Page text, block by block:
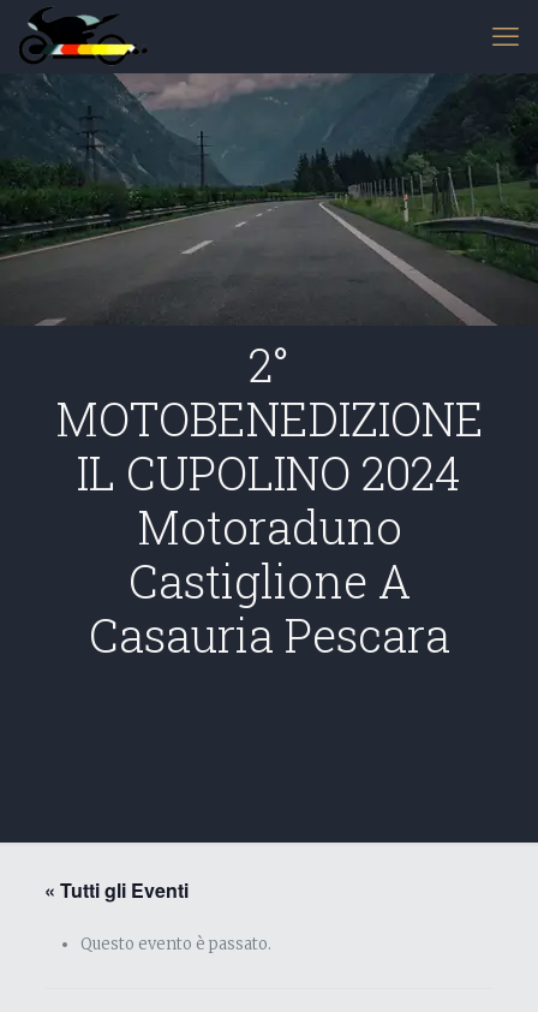
2°
MOTOBENEDIZIONE
IL CUPOLINO 2024
Motoraduno
Castiglione A
Casauria Pescara
« Tutti gli Eventi
Questo evento è passato.